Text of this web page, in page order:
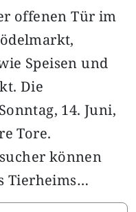
offenen Tür im
Speisen und
Die
14. Juni,
Tore.
können
Tierheims…